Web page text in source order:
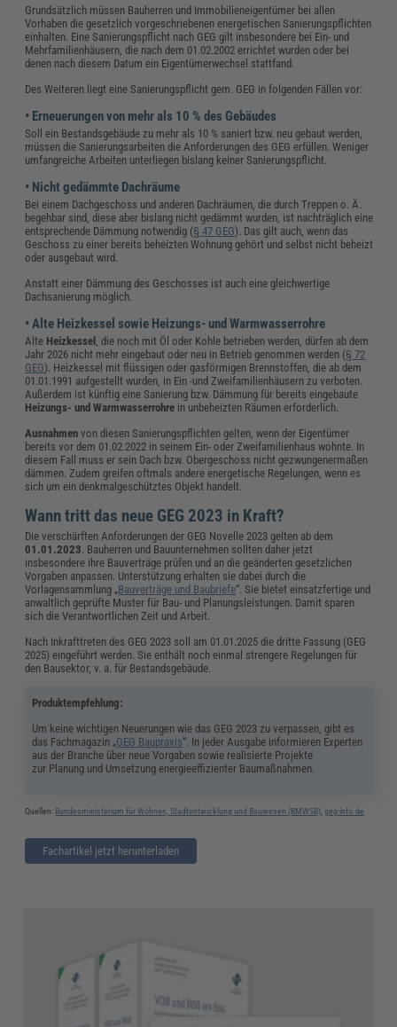
Grundsätzlich müssen Bauherren und Immobilieneigentümer bei allen
Vorhaben die gesetzlich vorgeschriebenen energetischen Sanierungspflichten
einhalten. Eine Sanierungspflicht nach GEG gilt insbesondere bei Ein- und
Mehrfamilienhäusern, die nach dem 01.02.2002 errichtet wurden oder bei
denen nach diesem Datum ein Eigentümerwechsel stattfand.
Des Weiteren liegt eine Sanierungspflicht gem. GEG in folgenden Fällen vor:
• Erneuerungen von mehr als 10 % des Gebäudes
Soll ein Bestandsgebäude zu mehr als 10 % saniert bzw. neu gebaut werden,
müssen die Sanierungsarbeiten die Anforderungen des GEG erfüllen. Weniger
umfangreiche Arbeiten unterliegen bislang keiner Sanierungspflicht.
• Nicht gedämmte Dachräume
Bei einem Dachgeschoss und anderen Dachräumen, die durch Treppen o. Ä.
begehbar sind, diese aber bislang nicht gedämmt wurden, ist nachträglich eine
entsprechende Dämmung notwendig (§ 47 GEG). Das gilt auch, wenn das
Geschoss zu einer bereits beheizten Wohnung gehört und selbst nicht beheizt
oder ausgebaut wird.
Anstatt einer Dämmung des Geschosses ist auch eine gleichwertige
Dachsanierung möglich.
• Alte Heizkessel sowie Heizungs- und Warmwasserrohre
Alte Heizkessel , die noch mit Öl oder Kohle betrieben werden, dürfen ab dem
Jahr 2026 nicht mehr eingebaut oder neu in Betrieb genommen werden (§ 72
GEG). Heizkessel mit flüssigen oder gasförmigen Brennstoffen, die ab dem
01.01.1991 aufgestellt wurden, in Ein -und Zweifamilienhäusern zu verboten.
Außerdem ist künftig eine Sanierung bzw. Dämmung für bereits eingebaute
Heizungs- und Warmwasserrohre in unbeheizten Räumen erforderlich.
Ausnahmen von diesen Sanierungspflichten gelten, wenn der Eigentümer
bereits vor dem 01.02.2022 in seinem Ein- oder Zweifamilienhaus wohnte. In
diesem Fall muss er sein Dach bzw. Obergeschoss nicht gezwungenermaßen
dämmen. Zudem greifen oftmals andere energetische Regelungen, wenn es
sich um ein denkmalgeschütztes Objekt handelt.
Wann tritt das neue GEG 2023 in Kraft?
Die verschärften Anforderungen der GEG Novelle 2023 gelten ab dem
01.01.2023. Bauherren und Bauunternehmen sollten daher jetzt
insbesondere ihre Bauverträge prüfen und an die geänderten gesetzlichen
Vorgaben anpassen. Unterstützung erhalten sie dabei durch die
Vorlagensammlung „Bauverträge und Baubriefe“. Sie bietet einsatzfertige und
anwaltlich geprüfte Muster für Bau- und Planungsleistungen. Damit sparen
sich die Verantwortlichen Zeit und Arbeit.
Nach Inkrafttreten des GEG 2023 soll am 01.01.2025 die dritte Fassung (GEG
2025) eingeführt werden. Sie enthält noch einmal strengere Regelungen für
den Bausektor, v. a. für Bestandsgebäude.
Produktempfehlung:
Um keine wichtigen Neuerungen wie das GEG 2023 zu verpassen, gibt es
das Fachmagazin „GEG Baupraxis“. In jeder Ausgabe informieren Experten
aus der Branche über neue Vorgaben sowie realisierte Projekte
zur Planung und Umsetzung energieeffizienter Baumaßnahmen.
Quellen: Bundesministerium für Wohnen, Stadtentwicklung und Bauwesen (BMWSB) ,geg-info.de
Fachartikel jetzt herunterladen